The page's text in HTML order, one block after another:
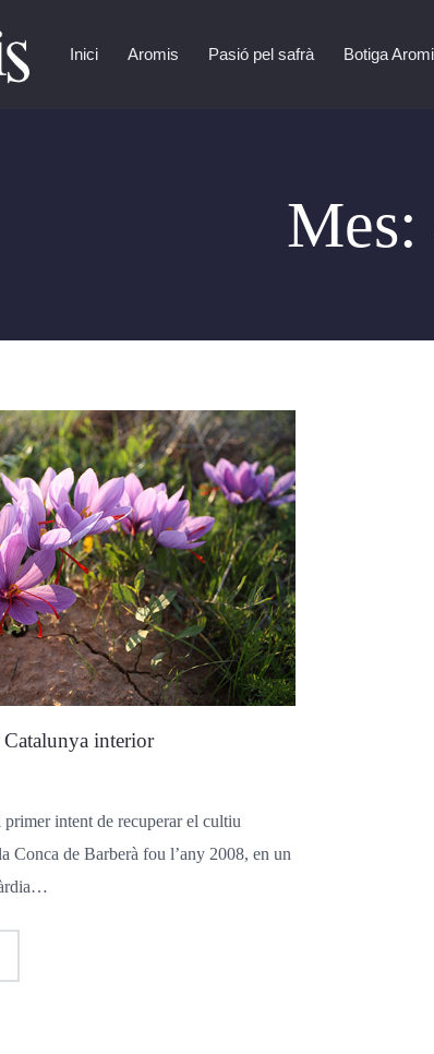
Inici Aromis Pasió pel safrà Botiga
Mes:
Catalunya interior
intent de recuperar el cultiu
Conca de Barberà fou l’any 2008, en un